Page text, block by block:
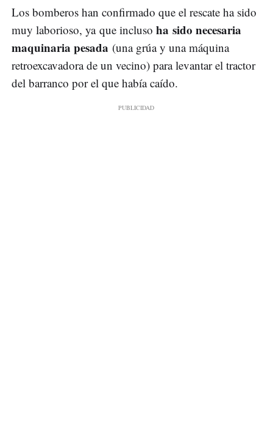
Los bomberos han confirmado que el rescate ha sido
muy laborioso, ya que incluso ha sido necesaria
maquinaria pesada (una grúa y una máquina
retroexcavadora de un vecino) para levantar el tractor
del barranco por el que había caído.